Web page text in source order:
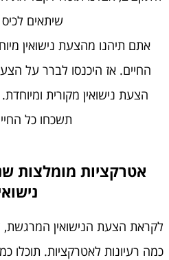
שיתאים
אתם תיהנו מהצעת נישואין
החיים. אז היכנסו לברר על
הצעת נישואין מקורית
תשכחו כל
אטרקציות מומלצות
לקראת הצעת הנישואין המרגשת,
כמה רעיונות לאטרקציות. תוכלו